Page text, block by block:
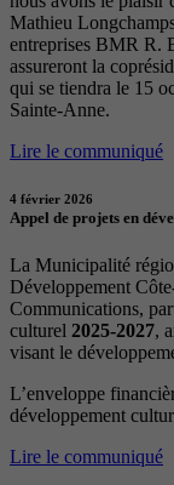
Mathieu
entreprises BMR R.
assureront la
qui se tiendra le 15
Sainte-Anne.
Lire le communiqué
4 février 2026
Appel de projets en
La Municipalité
Développement
Communications,
culturel 2025-2027,
visant le
L’enveloppe
développement
Lire le communiqué